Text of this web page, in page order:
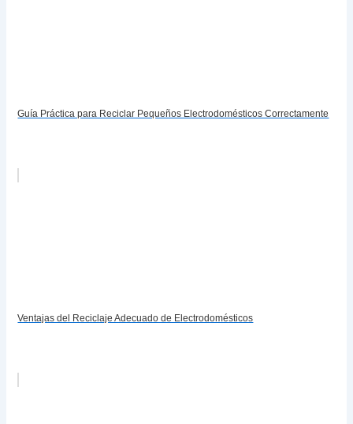
Guía Práctica para Reciclar Pequeños Electrodomésticos Correctamente
Ventajas del Reciclaje Adecuado de Electrodomésticos